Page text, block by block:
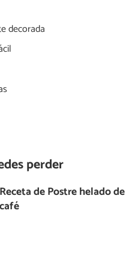
decorada
perder
Receta de Postre helado de
café